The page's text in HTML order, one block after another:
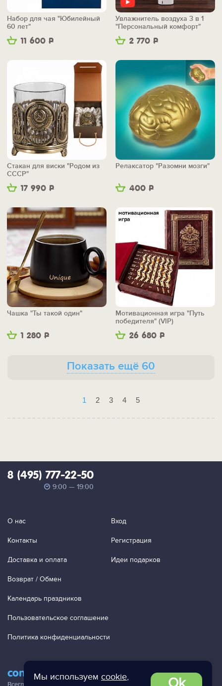
Мы используем cookie,
11 600 Р
Набор для чая "Юбилейный
60 лет"
2 770 Р
Увлажнитель воздуха 3 в 1
"Персональный комфорт"
17 990 Р
Стакан для виски "Родом из
СССР"
400 Р
Релаксатор "Разомни мозги"
1 280 Р
Чашка "Ты такой один"
26 680 Р
Мотивационная игра "Путь
победителя" (VIP)
Показать ещё 60
1 2 3 4 5
contact@ac-studio.ru
8 (495) 777-22-50
9:00 — 19:00
О нас
Контакты
Доставка и оплата
Возврат / Обмен
Календарь праздников
Пользовательское соглашение
Политика конфиденциальности
Вход
Регистрация
Идеи подарков